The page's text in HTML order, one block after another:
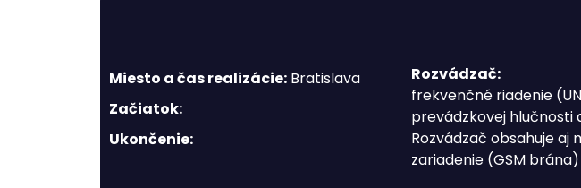
Miesto a čas realizácie: Bratislava
Začiatok:
Ukončenie:
Rozvádzač:
frekvenčné riadenie
prevádzkovej hlučnosti
Rozvádzač obsahuje
zariadenie (GSM